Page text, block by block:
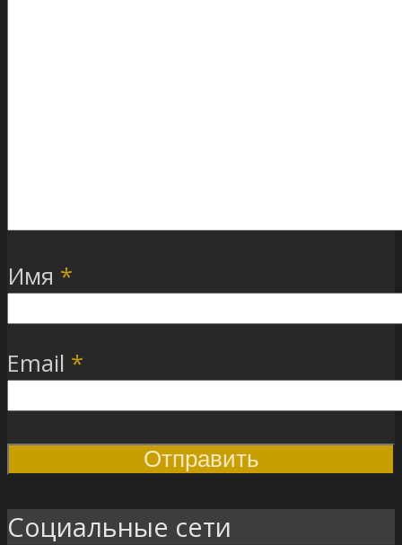
Имя *
Email *
Социальные сети